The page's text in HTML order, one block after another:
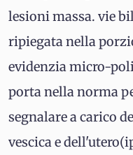
lesioni massa. vie
ripiegata nella
evidenzia micro-
porta nella norma
segnalare a carico
vescica e